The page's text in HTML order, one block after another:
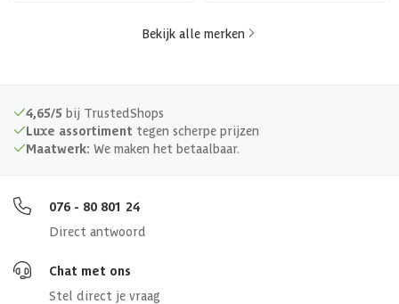
Bekijk alle merken
4,65/5 bij TrustedShops
Luxe assortiment tegen scherpe prijzen
Maatwerk: We maken het betaalbaar.
076 - 80 801 24
Direct antwoord
Chat met ons
Stel direct je vraag